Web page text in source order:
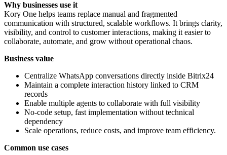
Why businesses use it
Kory One helps teams replace manual and fragmented
communication with structured, scalable workflows. It brings clarity,
visibility, and control to customer interactions, making it easier to
collaborate, automate, and grow without operational chaos.
Business value
Centralize WhatsApp conversations directly inside Bitrix24
Maintain a complete interaction history linked to CRM
records
Enable multiple agents to collaborate with full visibility
No-code setup, fast implementation without technical
dependency
Scale operations, reduce costs, and improve team efficiency.
Common use cases